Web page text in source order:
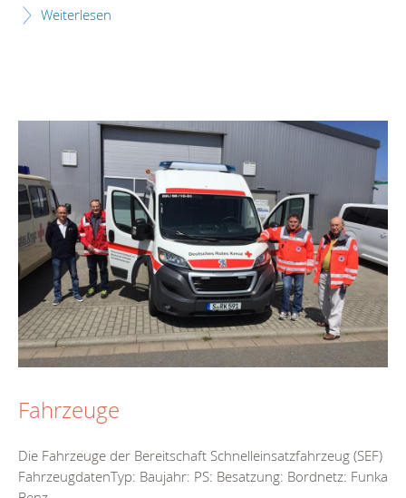
Weiterlesen
Fahrzeuge
Die Fahrzeuge der Bereitschaft Schnelleinsatzfahrzeug (SEF)
FahrzeugdatenTyp: Baujahr: PS: Besatzung: Bordnetz: